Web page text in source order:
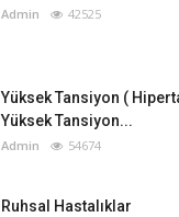
Admin 42525
Yüksek Tansiyon (
Yüksek Tansiyon...
Admin 54674
Ruhsal Hastalıklar